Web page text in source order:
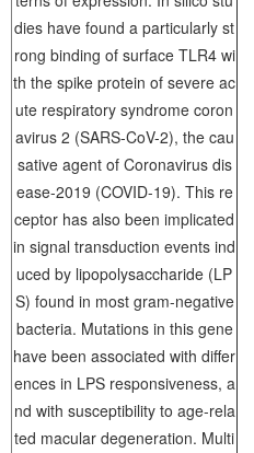
dies have found a particularly st
rong binding of surface TLR4 wi
th the spike protein of severe ac
ute respiratory syndrome coron
avirus 2 (SARS-CoV-2), the cau
sative agent of Coronavirus dis
ease-2019 (COVID-19). This re
ceptor has also been implicated
in signal transduction events ind
uced by lipopolysaccharide (LP
S) found in most gram-negative
bacteria. Mutations in this gene
have been associated with differ
ences in LPS responsiveness, a
nd with susceptibility to age-rela
ted macular degeneration. Multi